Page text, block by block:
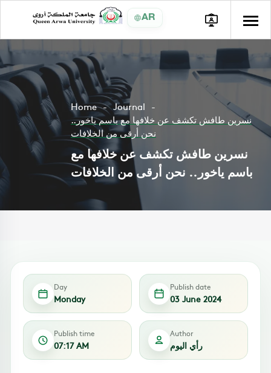
AR
Home
Journal
نسرين طافش تكشف عن خلافها مع باسم ياخور..
نحن أرقى من الخلافات
نسرين طافش تكشف عن خلافها مع
باسم ياخور.. نحن أرقى من الخلافات
Day
Monday
Publish date
03 June 2024
Publish time
07:17 AM
Author
رأي اليوم